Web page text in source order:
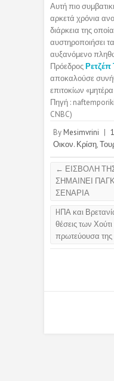
Αυτή πιο
αρκετά χρόνια
διάρκεια της
αυστηροποιήσει
αυξανόμενο
ΠρόεδροςΡετζέπ
αποκαλούσε
επιτοκίων
Πηγή :
CNBC)
By Mesimvrini |
Οικον. Κρίση,
← ΕΙΣΒΟΛΗ
ΣΗΜΑΙΝΕΙ
ΣΕΝΑΡΙΑ
HΠΑ και
θέσεις των
πρωτεύουσα της